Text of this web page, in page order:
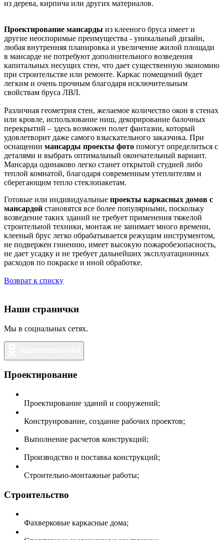
из дерева, кирпича или других материалов.
Проектирование мансарды из клееного бруса имеет и
другие неоспоримые преимущества - уникальный дизайн,
любая внутренняя планировка и увеличение жилой площади
в мансарде не потребуют дополнительного возведения
капитальных несущих стен, что дает существенную экономию
при строительстве или ремонте. Каркас помещений будет
легким и очень прочным благодаря исключительным
свойствам бруса ЛВЛ.
Различная геометрия стен, желаемое количество окон в стенах
или кровле, использование ниш, декорирование балочных
перекрытий – здесь возможен полет фантазии, который
удовлетворит даже самого взыскательного заказчика. При
оснащении мансарды проекты фото помогут определиться с
деталями и выбрать оптимальный окончательный вариант.
Мансарда одинаково легко станет открытой студией либо
теплой комнатой, благодаря современным утеплителям и
сберегающим тепло стеклопакетам.
Готовые или индивидуальные проекты каркасных домов с
мансардой становятся все более популярными, поскольку
возведение таких зданий не требует применения тяжелой
строительной техники, монтаж не занимает много времени,
клееный брус легко обрабатывается режущим инструментом,
не подвержен гниению, имеет высокую пожаробезопасность,
не дает усадку и не требует дальнейших эксплуатационных
расходов по покраске и иной обработке.
Возврат к списку
Наши странички
Мы в социальных сетях.
Проектирование
Проектирование зданий и сооружений;
Конструирование, создание рабочих проектов;
Выполнение расчетов конструкций;
Производство и поставка конструкций;
Строительно-монтажные работы;
Строительство
Фахверковые каркасные дома;